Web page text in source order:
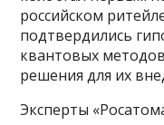
российском
подтвердились
квантовых
решения для их
Эксперты